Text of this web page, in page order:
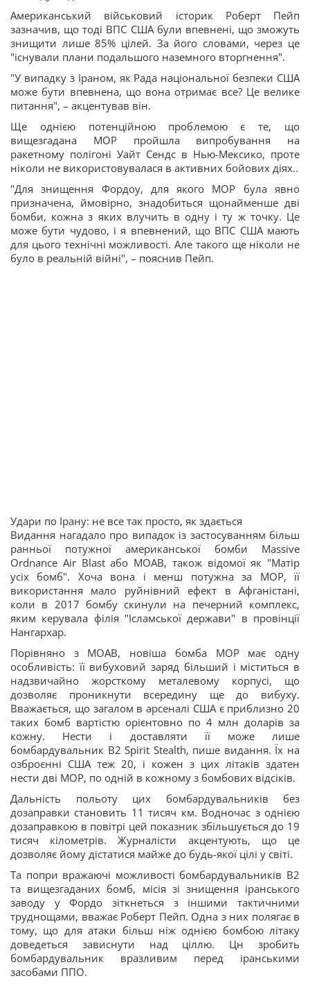
Американський військовий історик Роберт Пейп
зазначив, що тоді ВПС США були впевнені, що зможуть
знищити лише 85% цілей. За його словами, через це
"існували плани подальшого наземного вторгнення".
"У випадку з Іраном, як Рада національної безпеки США
може бути впевнена, що вона отримає все? Це велике
питання", – акцентував він.
Ще однією потенційною проблемою є те, що
вищезгадана MOP пройшла випробування на
ракетному полігоні Уайт Сендс в Нью-Мексико, проте
ніколи не використовувалася в активних бойових діях..
"Для знищення Фордоу, для якого MOP була явно
призначена, ймовірно, знадобиться щонайменше дві
бомби, кожна з яких влучить в одну і ту ж точку. Це
може бути чудово, і я впевнений, що ВПС США мають
для цього технічні можливості. Але такого ще ніколи не
було в реальній війні", – пояснив Пейп.
Удари по Ірану: не все так просто, як здається
Видання нагадало про випадок із застосуванням більш
ранньої потужної американської бомби Massive
Ordnance Air Blast або MOAB, також відомої як "Матір
усіх бомб". Хоча вона і менш потужна за МОР, її
використання мало руйнівний ефект в Афганістані,
коли в 2017 бомбу скинули на печерний комплекс,
яким керувала філія "Ісламської держави" в провінції
Нангархар.
Порівняно з МОАВ, новіша бомба МОР має одну
особливість: її вибуховий заряд більший і міститься в
надзвичайно жорсткому металевому корпусі, що
дозволяє проникнути всередину ще до вибуху.
Вважається, що загалом в арсеналі США є приблизно 20
таких бомб вартістю орієнтовно по 4 млн доларів за
кожну. Нести і доставляти її може лише
бомбардувальник B2 Spirit Stealth, пише видання. Їх на
озброєнні США теж 20, і кожен з цих літаків здатен
нести дві МОР, по одній в кожному з бомбових відсіків.
Дальність польоту цих бомбардувальників без
дозаправки становить 11 тисяч км. Водночас з однією
дозаправкою в повітрі цей показник збільшується до 19
тисяч кілометрів. Журналісти акцентують, що це
дозволяє йому дістатися майже до будь-якої цілі у світі.
Та попри вражаючі можливості бомбардувальників В2
та вищезгаданих бомб, місія зі знищення іранського
заводу у Фордо зіткнеться з іншими тактичними
труднощами, вважає Роберт Пейп. Одна з них полягає в
тому, що для атаки більш ніж однією бомбою літаку
доведеться зависнути над ціллю. Цн зробить
бомбардувальник вразливим перед іранськими
засобами ППО.